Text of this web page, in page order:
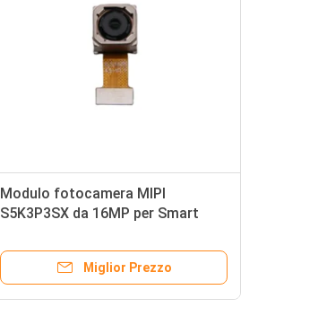
Modulo fotocamera MIPI
S5K3P3SX da 16MP per Smart
Miglior Prezzo